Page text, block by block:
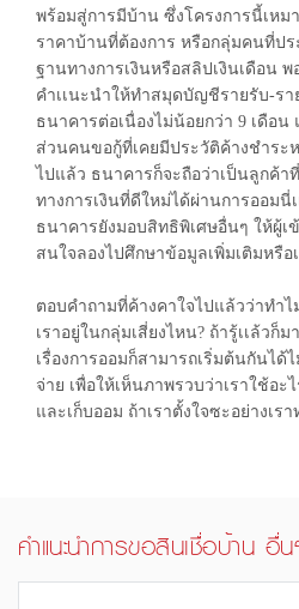
พร้อมสู่การมีบ้าน ซึ่งโครงการนี้เหม
ราคาบ้านที่ต้องการ หรือกลุ่มคนที่ป
ฐานทางการเงินหรือสลิปเงินเดือน
คำเเนะนำให้ทำสมุดบัญชีรายรับ-ร
ธนาคารต่อเนื่องไม่น้อยกว่า 9 เดือ
ส่วนคนขอกู้ที่เคยมีประวัติค้างชำระ
ไปแล้ว ธนาคารก็จะถือว่าเป็นลูกค้า
ทางการเงินที่ดีใหม่ได้ผ่านการออมนี่
ธนาคารยังมอบสิทธิพิเศษอื่นๆ ให้ผู้เ
สนใจลองไปศึกษาข้อมูลเพิ่มเติมหรือ
ตอบคำถามที่ค้างคาใจไปแล้วว่าทำ
เราอยู่ในกลุ่มเสี่ยงไหน? ถ้ารู้เเล้วก็
เรื่องการออมก็สามารถเริ่มต้นกันไ
จ่าย เพื่อให้เห็นภาพรวบว่าเราใช้อ
และเก็บออม ถ้าเราตั้งใจซะอย่างเรา
คำแนะนำการขอสินเชื่อบ้าน อื่